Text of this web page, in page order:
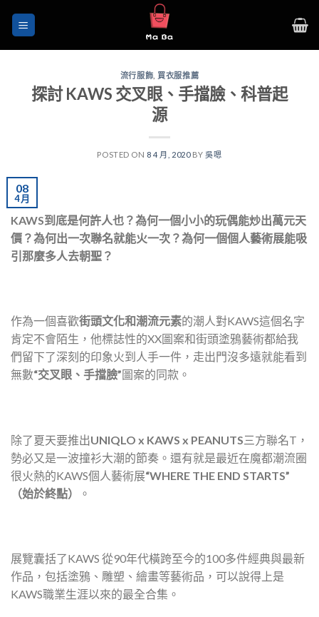
流行服飾 買衣服推薦
探討 KAWS 交叉眼、手擋臉、科普起
源
POSTED ON 8 4 月, 2020BY吳嗯
08
4 月
KAWS到底是何許人也？為何一個小小的玩偶能炒出萬元天
價？為何出一次聯名就能火一次？為何一個個人藝術展能吸
引那麼多人去朝聖？
作為一個喜歡街頭文化和潮流元素的潮人對KAWS這個名字
肯定不會陌生，他標誌性的XX圖案和街頭塗鴉藝術都給我
們留下了深刻的印象火到人手一件，走出門沒多遠就能看到
無數“交叉眼、手擋臉”圖案的同款。
除了夏天要推出UNIQLO x KAWS x PEANUTS三方聯名T，
勢必又是一波撞衫大潮的節奏。還有就是最近在魔都潮流圈
很火熱的KAWS個人藝術展“WHERE THE END STARTS”
（始於終點）
。
展覽囊括了KAWS 從90年代橫跨至今的100多件經典與最新
作品，包括塗鴉、雕塑、繪畫等藝術品，可以說得上是
KAWS職業生涯以來的最全合集。